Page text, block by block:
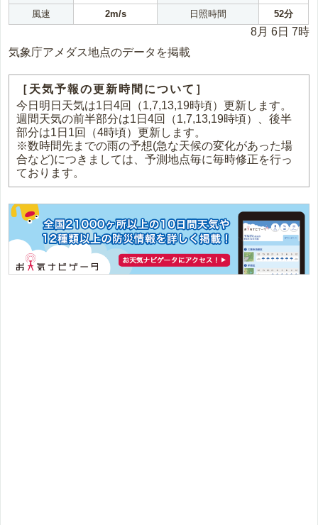
風速
2m/s 日照時間 52分
8月 6日 7時
気象庁アメダス地点のデータを掲載
［天気予報の更新時間について］
今日明日天気は1日4回（1,7,13,19時頃）更新します。
週間天気の前半部分は1日4回（1,7,13,19時頃）、後半
部分は1日1回（4時頃）更新します。
※数時間先までの雨の予想(急な天候の変化があった場
合など)につきましては、予測地点毎に毎時修正を行っ
ております。